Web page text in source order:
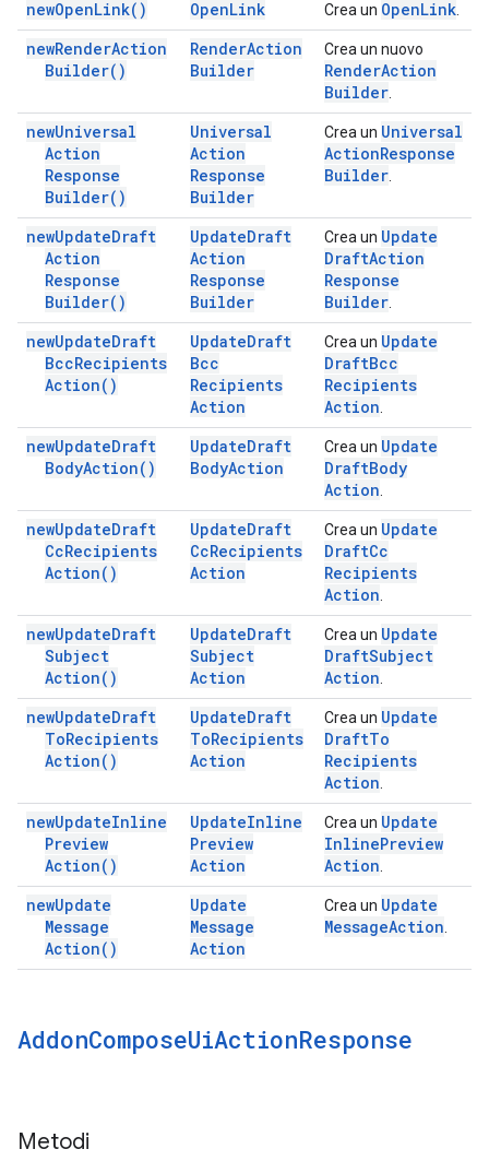
newOpenLink( ) OpenLink Crea un OpenLink
newRenderAction
Builder( )
RenderAction
Builder
Crea un nuovo
RenderAction
Builder
newUniversal
Action
Response
Builder( )
Universal
Action
Response
Builder
Crea un Universal
ActionResponse
Builder
newUpdateDraft
Action
Response
Builder( )
UpdateDraft
Action
Response
Builder
Crea un Update
DraftAction
Response
Builder
newUpdateDraft
BccRecipients
Action( )
UpdateDraft
Bcc
Recipients
Action
Crea un Update
DraftBcc
Recipients
Action
newUpdateDraft
BodyAction( )
UpdateDraft
BodyAction
Crea un Update
DraftBody
Action
newUpdateDraft
CcRecipients
Action( )
UpdateDraft
CcRecipients
Action
Crea un Update
DraftCc
Recipients
Action
newUpdateDraft
Subject
Action( )
UpdateDraft
Subject
Action
Crea un Update
DraftSubject
Action
newUpdateDraft
ToRecipients
Action( )
UpdateDraft
ToRecipients
Action
Crea un Update
DraftTo
Recipients
Action
newUpdateInline
Preview
Action( )
UpdateInline
Preview
Action
Crea un Update
InlinePreview
Action
newUpdate
Message
Action( )
Update
Message
Action
Crea un Update
MessageAction
AddonComposeUiActionResponse
Metodi